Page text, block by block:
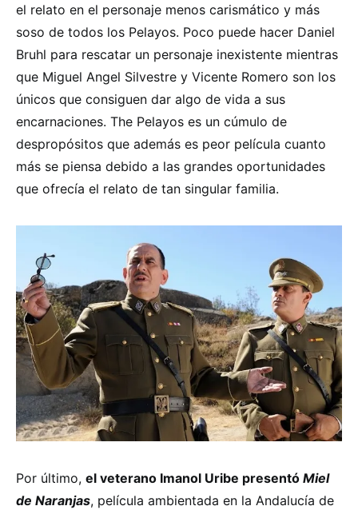
el relato en el personaje menos carismático y más
soso de todos los Pelayos. Poco puede hacer Daniel
Bruhl para rescatar un personaje inexistente mientras
que Miguel Angel Silvestre y Vicente Romero son los
únicos que consiguen dar algo de vida a sus
encarnaciones. The Pelayos es un cúmulo de
despropósitos que además es peor película cuanto
más se piensa debido a las grandes oportunidades
que ofrecía el relato de tan singular familia.
Por último, el veterano Imanol Uribe presentó Miel
de Naranjas, película ambientada en la Andalucía de